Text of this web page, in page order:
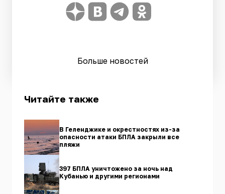
Больше новостей
Читайте также
В Геленджике и окрестностях из-за
опасности атаки БПЛА закрыли все
пляжи
397 БПЛА уничтожено за ночь над
Кубанью и другими регионами